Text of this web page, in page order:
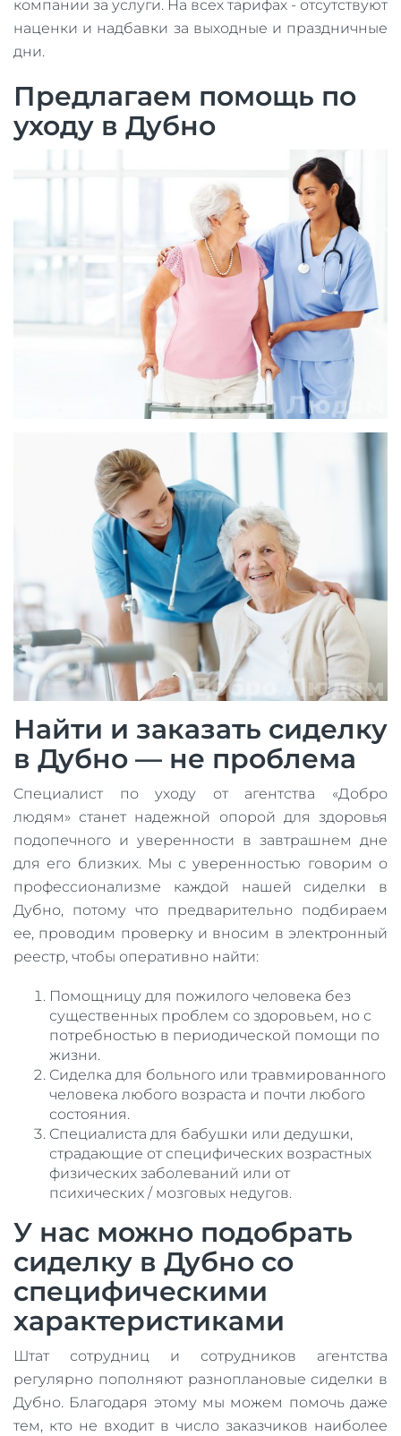
компании за услуги. На всех тарифах - отсутствуют
наценки и надбавки за выходные и праздничные
дни.
Предлагаем помощь по
уходу в Дубно
Найти и заказать сиделку
в Дубно — не проблема
Специалист по уходу от агентства «Добро
людям» станет надежной опорой для здоровья
подопечного и уверенности в завтрашнем дне
для его близких. Мы с уверенностью говорим о
профессионализме каждой нашей сиделки в
Дубно, потому что предварительно подбираем
ее, проводим проверку и вносим в электронный
реестр, чтобы оперативно найти:
Помощницу для пожилого человека без
существенных проблем со здоровьем, но с
потребностью в периодической помощи по
жизни.
Сиделка для больного или травмированного
человека любого возраста и почти любого
состояния.
Специалиста для бабушки или дедушки,
страдающие от специфических возрастных
физических заболеваний или от
психических / мозговых недугов.
У нас можно подобрать
сиделку в Дубно со
специфическими
характеристиками
Штат сотрудниц и сотрудников агентства
регулярно пополняют разноплановые сиделки в
Дубно. Благодаря этому мы можем помочь даже
тем, кто не входит в число заказчиков наиболее